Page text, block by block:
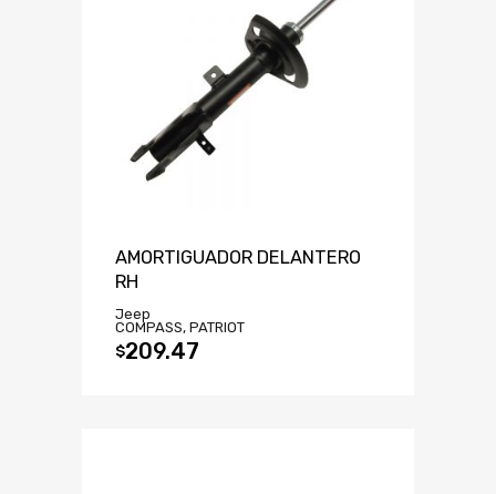
AMORTIGUADOR DELANTERO
RH
Jeep
COMPASS, PATRIOT
$209.47